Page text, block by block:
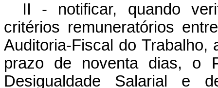
II - notificar, quando
critérios remuneratórios
Auditoria-Fiscal do Trabalho,
prazo de noventa dias, o
Desigualdade Salarial e